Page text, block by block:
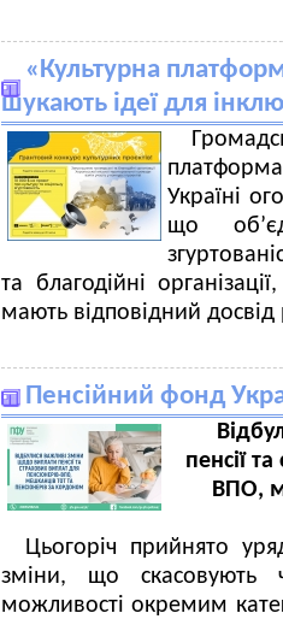
«Культурна
шукають ідеї для
Україні
що
та благодійні
мають відповідний досвід
Пенсійний фонд
пенсії
ВПО,
Цьогоріч прийнято
зміни, що
можливості окремим